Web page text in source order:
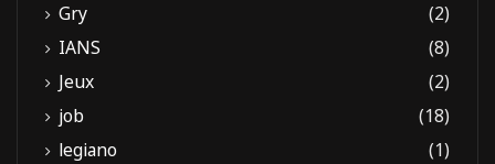
Gry
(2)
IANS
(8)
Jeux
(2)
job
(18)
legiano
(1)